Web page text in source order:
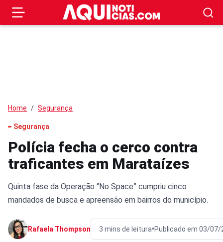
Home Segurança
Segurança
Polícia fecha o cerco contra
traficantes em Marataízes
Quinta fase da Operação “No Space” cumpriu cinco
mandados de busca e apreensão em bairros do município.
Rafaela Thompson 3 mins de leitura•Publicado em 03/07/